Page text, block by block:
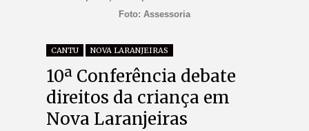
Foto: Assessoria
CANTU NOVA LARANJEIRAS
10ª Conferência debate
direitos da criança em
Nova Laranjeiras